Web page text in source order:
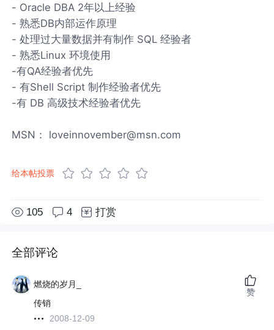
- Oracle DBA 2年以上经验
- 熟悉DB内部运作原理
- 处理过大量数据并有制作 SQL 经验者
- 熟悉Linux 环境使用
-有QA经验者优先
- 有Shell Script 制作经验者优先
-有 DB 高级技术经验者优先
MSN： loveinnovember@msn.com
给本帖投票
105 4 打赏
全部评论
燃烧的岁月_
传销
2008-12-09
赞